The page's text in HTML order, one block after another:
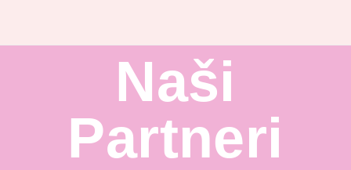
Naši
Partneri